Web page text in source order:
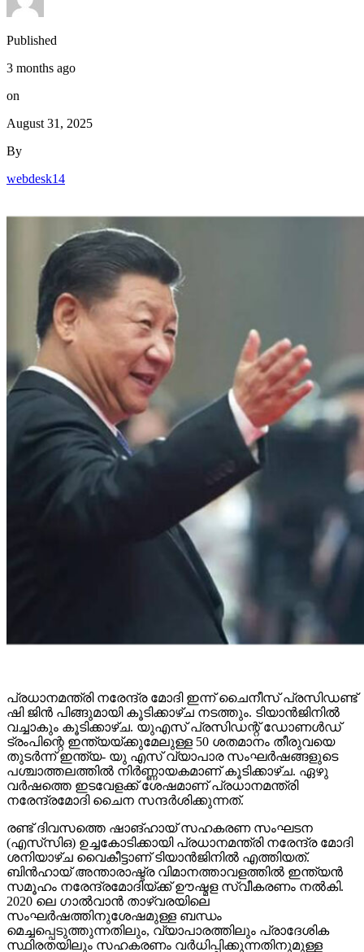
Published
3 months ago
on
August 31, 2025
By
webdesk14
പ്രധാനമന്ത്രി നരേന്ദ്ര മോദി ഇന്ന് ചൈനീസ് പ്രസിഡണ്ട്
ഷി ജിൻ പിങ്ങുമായി കൂടിക്കാഴ്ച നടത്തും. ടിയാൻജിനിൽ
വച്ചാകും കൂടിക്കാഴ്ച. യുഎസ് പ്രസിഡന്റ് ഡോണൾഡ്
ട്രംപിന്റെ ഇന്ത്യയ്ക്കുമേലുള്ള 50 ശതമാനം തീരുവയെ
തുടർന്ന് ഇന്ത്യ- യു എസ് വ്യാപാര സംഘർഷങ്ങളുടെ
പശ്ചാത്തലത്തിൽ നിർണ്ണായകമാണ് കൂടിക്കാഴ്ച. ഏഴു
വർഷത്തെ ഇടവേളക്ക് ശേഷമാണ് പ്രധാനമന്ത്രി
നരേന്ദ്രമോദി ചൈന സന്ദർശിക്കുന്നത്.
രണ്ട് ദിവസത്തെ ഷാങ്ഹായ് സഹകരണ സംഘടന
(എസ്‌സി‌ഒ) ഉച്ചകോടിക്കായി പ്രധാനമന്ത്രി നരേന്ദ്ര മോദി
ശനിയാഴ്ച വൈകീട്ടാണ് ടിയാൻജിനിൽ എത്തിയത്.
ബിൻഹായ് അന്താരാഷ്ട്ര വിമാനത്താവളത്തിൽ ഇന്ത്യൻ
സമൂഹം നരേന്ദ്രമോദിയ്ക്ക് ഊഷ്മള സ്വീകരണം നൽകി.
2020 ലെ ഗാൽവാൻ താഴ്‌വരയിലെ
സംഘർഷത്തിനുശേഷമുള്ള ബന്ധം
മെച്ചപ്പെടുത്തുന്നതിലും, വ്യാപാരത്തിലും പ്രാദേശിക
സ്ഥിരതയിലും സഹകരണം വർധിപ്പിക്കുന്നതിനുമുള്ള